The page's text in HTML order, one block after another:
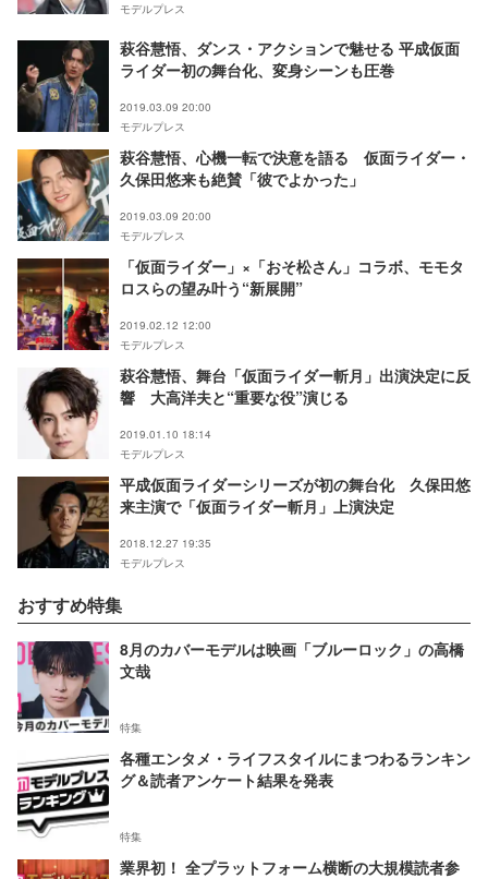
モデルプレス
萩谷慧悟、ダンス・アクションで魅せる 平成仮面
ライダー初の舞台化、変身シーンも圧巻
2019.03.09 20:00
モデルプレス
萩谷慧悟、心機一転で決意を語る 仮面ライダー・
久保田悠来も絶賛「彼でよかった」
2019.03.09 20:00
モデルプレス
「仮面ライダー」×「おそ松さん」コラボ、モモタ
ロスらの望み叶う“新展開”
2019.02.12 12:00
モデルプレス
萩谷慧悟、舞台「仮面ライダー斬月」出演決定に反
響 大高洋夫と“重要な役”演じる
2019.01.10 18:14
モデルプレス
平成仮面ライダーシリーズが初の舞台化 久保田悠
来主演で「仮面ライダー斬月」上演決定
2018.12.27 19:35
モデルプレス
おすすめ特集
8月のカバーモデルは映画「ブルーロック」の高橋
文哉
特集
各種エンタメ・ライフスタイルにまつわるランキン
グ＆読者アンケート結果を発表
特集
業界初！ 全プラットフォーム横断の大規模読者参